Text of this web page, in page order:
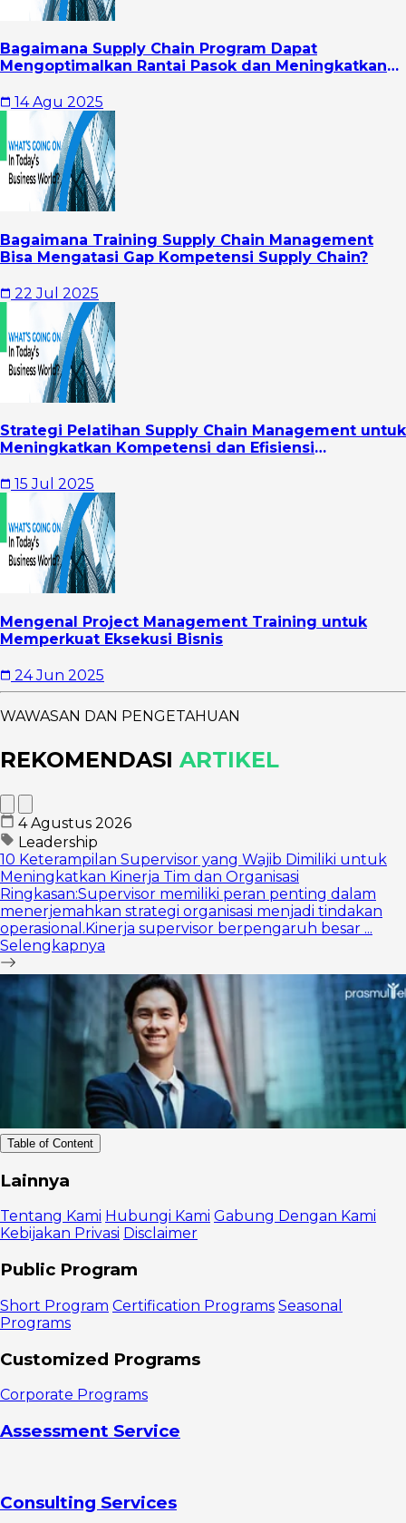
Bagaimana Supply Chain Program Dapat
Mengoptimalkan Rantai Pasok dan Meningkatkan
14 Agu 2025
Bagaimana Training Supply Chain Management
Bisa Mengatasi Gap Kompetensi Supply Chain?
22 Jul 2025
Strategi Pelatihan Supply Chain Management untuk
Meningkatkan Kompetensi dan Efisiensi
15 Jul 2025
Mengenal Project Management Training untuk
Memperkuat Eksekusi Bisnis
24 Jun 2025
WAWASAN DAN PENGETAHUAN
REKOMENDASI ARTIKEL
4 Agustus 2026
Leadership
10 Keterampilan Supervisor yang Wajib Dimiliki untuk
Meningkatkan Kinerja Tim dan Organisasi
Ringkasan:Supervisor memiliki peran penting dalam
menerjemahkan strategi organisasi menjadi tindakan
operasional.Kinerja supervisor berpengaruh besar ...
Selengkapnya
Table of Content
Definisi
Konsinyasi
Cara Kerja
Konsinyasi
Kelebihan
Bagi
Consignee
Tenaga
Minim
Kerugian
Kerjasama
Berbagai
Kekurangan
Penjualan,
Lainnya
Tentang Kami Hubungi Kami Gabung Dengan Kami
Kebijakan Privasi Disclaimer
Public Program
Short Program Certification Programs Seasonal
Programs
Customized Programs
Corporate Programs
Assessment Service
Consulting Services